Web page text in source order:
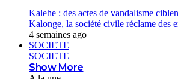
Kalehe : des actes de vandalisme
Kalonge, la société civile réclame des
4 semaines ago
SOCIETE
SOCIETE
Show More